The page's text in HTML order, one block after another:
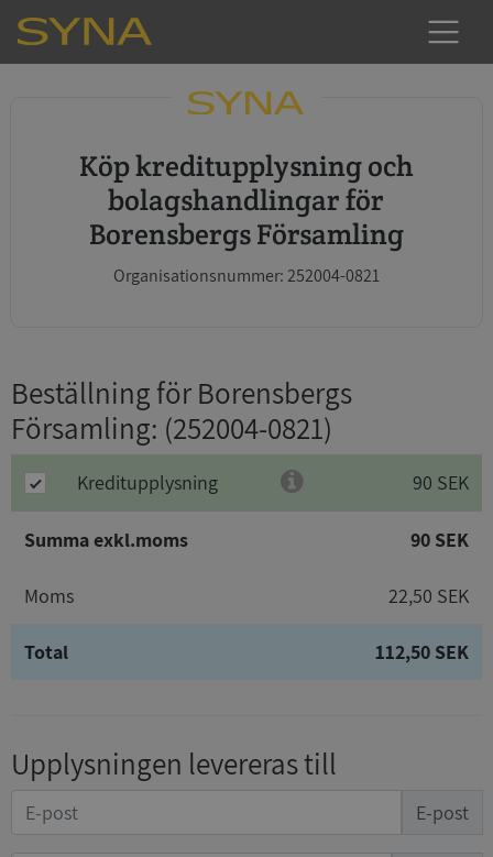
Köp kreditupplysning och
bolagshandlingar för
Borensbergs Församling
Organisationsnummer: 252004-0821
Beställning för Borensbergs
Församling: (252004-0821)
Kreditupplysning 90 SEK
Summa exkl.moms 90 SEK
Moms 22,50 SEK
Total 112,50 SEK
Upplysningen levereras till
E-post